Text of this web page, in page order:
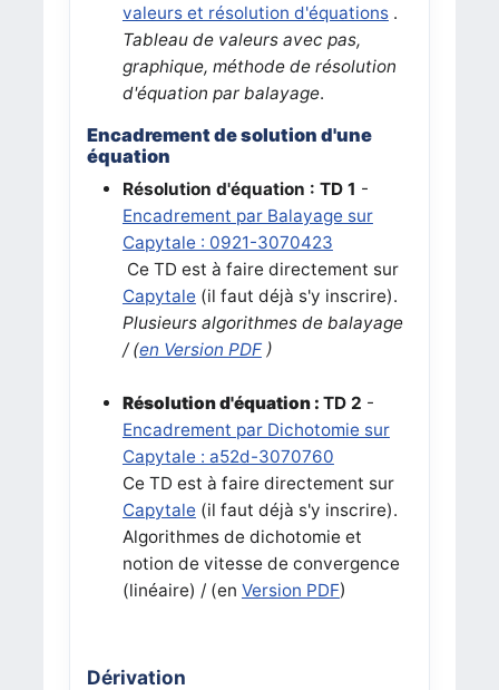
valeurs et résolution d'équations.
Tableau de valeurs avec pas,
graphique, méthode de résolution
d'équation par balayage.
Encadrement de solution d'une
équation
Résolution d'équation : TD 1 -
Encadrement par Balayage sur
Capytale : 0921-3070423
Ce TD est à faire directement sur
Capytale (il faut déjà s'y inscrire).
Plusieurs algorithmes de balayage
/ (en Version PDF)
Résolution d'équation : TD 2 -
Encadrement par Dichotomie sur
Capytale : a52d-3070760
Ce TD est à faire directement sur
Capytale (il faut déjà s'y inscrire).
Algorithmes de dichotomie et
notion de vitesse de convergence
(linéaire) / (en Version PDF)
Dérivation